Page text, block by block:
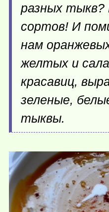
разных тыкв?
сортов! И
нам
желтых и
красавиц,
зеленые,
тыквы.